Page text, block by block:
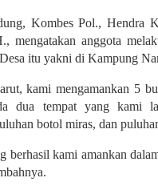
Kombes Pol., Hendra
mengatakan anggota
itu yakni di Kampung
kami mengamankan 5
dua tempat yang kami
botol miras, dan
berhasil kami amankan